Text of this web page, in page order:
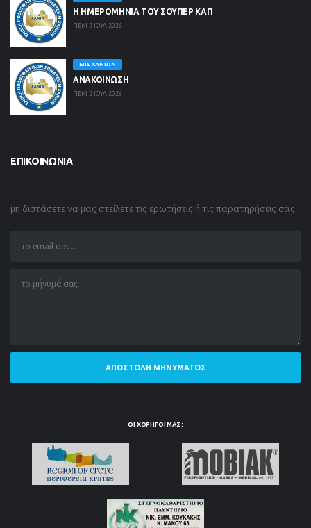
Η ΗΜΕΡΟΜΗΝΙΑ ΤΟΥ ΣΟΥΠΕΡ ΚΑΠ
ΠΕΜ 2 ΙΟΥΛ 2026
ΕΠΣ ΧΑΝΊΩΝ
ΑΝΑΚΟΙΝΩΣΗ
ΠΕΜ 2 ΙΟΥΛ 2026
ΕΠΙΚΟΙΝΩΝΊΑ
μη διστάσετε να μας στείλετε τις ερωτήσεις ή τις παρατηρήσεις σας
ΑΠΟΣΤΟΛΉ ΜΗΝΎΜΑΤΟΣ
ΟΙ ΧΟΡΗΓΟΊ ΜΑΣ: